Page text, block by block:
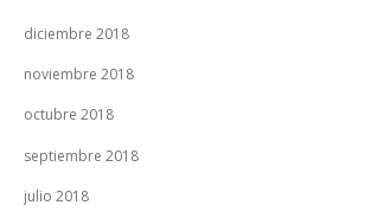
diciembre 2018
noviembre 2018
octubre 2018
septiembre 2018
julio 2018